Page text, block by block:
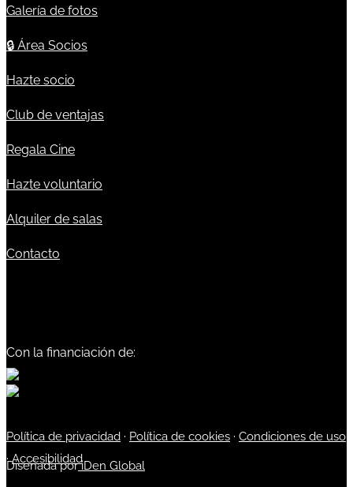
Galería de fotos
🔒 Área Socios
Hazte socio
Club de ventajas
Regala Cine
Hazte voluntario
Alquiler de salas
Contacto
Con la financiación de:
Política de privacidad · Política de cookies · Condiciones de uso
·Accesibilidad
Diseñada poriDen Global